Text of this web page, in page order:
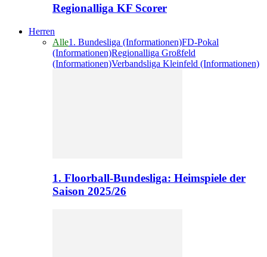
Regionalliga KF Scorer
Herren
Alle1. Bundesliga (Informationen)FD-Pokal
(Informationen)Regionalliga Großfeld
(Informationen)Verbandsliga Kleinfeld (Informationen)
1. Floorball-Bundesliga: Heimspiele der
Saison 2025/26